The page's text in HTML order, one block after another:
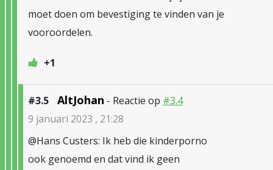
moet doen om bevestiging te vinden van je
vooroordelen.
+1
#3.5 AltJohan - Reactie op #3.4
9 januari 2023 , 21:28
@Hans Custers: Ik heb die kinderporno
ook genoemd en dat vind ik geen